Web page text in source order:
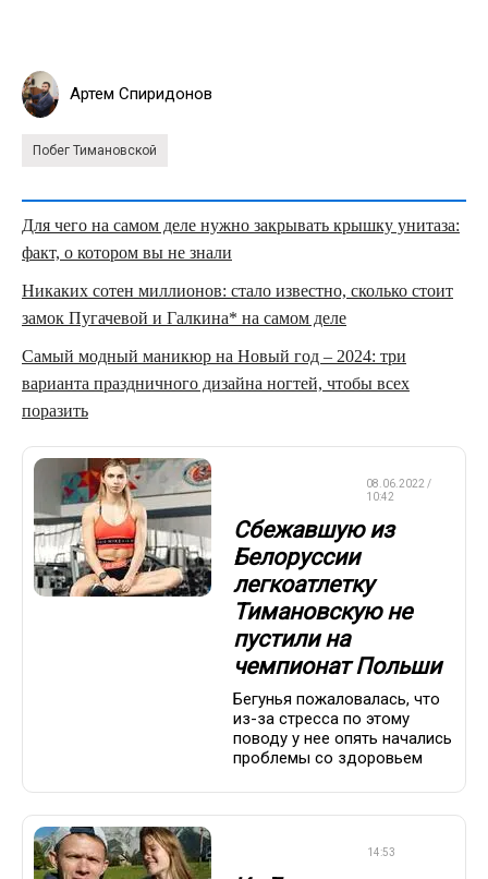
Артем Спиридонов
Побег Тимановской
Для чего на самом деле нужно закрывать крышку унитаза:
факт, о котором вы не знали
Никаких сотен миллионов: стало известно, сколько стоит
замок Пугачевой и Галкина* на самом деле
Самый модный маникюр на Новый год – 2024: три
варианта праздничного дизайна ногтей, чтобы всех
поразить
08.06.2022 /
10:42
Сбежавшую из
Белоруссии
легкоатлетку
Тимановскую не
пустили на
чемпионат Польши
Бегунья пожаловалась, что
из-за стресса по этому
поводу у нее опять начались
проблемы со здоровьем
14:53